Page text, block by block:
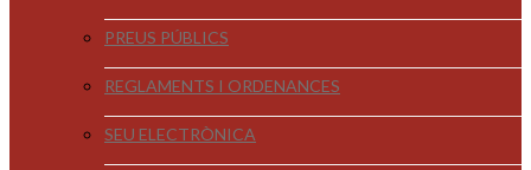
PREUS PÚBLICS
REGLAMENTS I ORDENANCES
SEU ELECTRÒNICA